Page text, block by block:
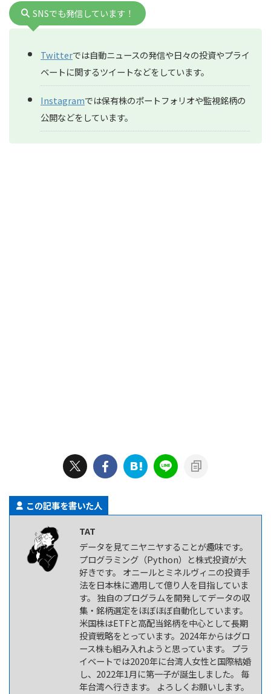
SNSでも発信しています！
Twitterでは自動ニュースの発信や日々の投資やプライ
ベートに関するツイートなどをしています。
Instagramでは保有株のポートフォリオや監視銘柄の
公開などをしています。
この記事を書いた人
TAT
データを見てニヤニヤすることが趣味です。
プログラミング（Python）と株式投資が大
好きです。 オニールとミネルヴィニの投資手
法を日本株に適用して億り人を目指していま
す。 独自のプログラムを開発してデータの収
集・銘柄選定をほぼほぼ自動化しています。
米国株はETFと高配当銘柄を中心として長期
投資戦略をとっています。2024年からはグロ
ース株も組み入れようと思っています。 プラ
イベートでは2020年に台湾人女性と国際結婚
し、2022年1月に第一子が誕生しました。 毎
年台湾へ行きます。 よろしくお願いします。